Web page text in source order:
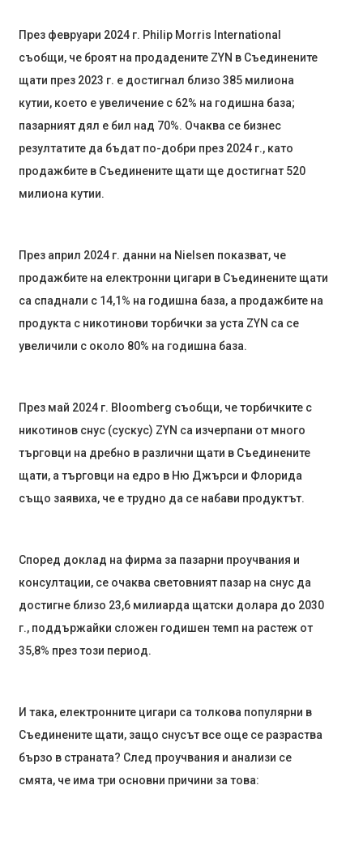
През февруари 2024 г. Philip Morris International
съобщи, че броят на продадените ZYN в Съединените
щати през 2023 г. е достигнал близо 385 милиона
кутии, което е увеличение с 62% на годишна база;
пазарният дял е бил над 70%. Очаква се бизнес
резултатите да бъдат по-добри през 2024 г., като
продажбите в Съединените щати ще достигнат 520
милиона кутии.
През април 2024 г. данни на Nielsen показват, че
продажбите на електронни цигари в Съединените щати
са спаднали с 14,1% на годишна база, а продажбите на
продукта с никотинови торбички за уста ZYN са се
увеличили с около 80% на годишна база.
През май 2024 г. Bloomberg съобщи, че торбичките с
никотинов снус (сускус) ZYN са изчерпани от много
търговци на дребно в различни щати в Съединените
щати, а търговци на едро в Ню Джърси и Флорида
също заявиха, че е трудно да се набави продуктът.
Според доклад на фирма за пазарни проучвания и
консултации, се очаква световният пазар на снус да
достигне близо 23,6 милиарда щатски долара до 2030
г., поддържайки сложен годишен темп на растеж от
35,8% през този период.
И така, електронните цигари са толкова популярни в
Съединените щати, защо снусът все още се разраства
бързо в страната? След проучвания и анализи се
смята, че има три основни причини за това: